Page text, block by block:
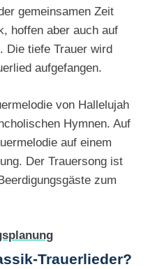
gemeinsamen Zeit
hoffen aber auch auf
Die tiefe Trauer wird
aufgefangen.
von Hallelujah
Hymnen. Auf
auf einem
Der Trauersong ist
zum
Trauerlieder?